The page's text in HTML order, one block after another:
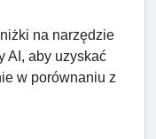
na narzędzie
AI, aby uzyskać
w porównaniu z